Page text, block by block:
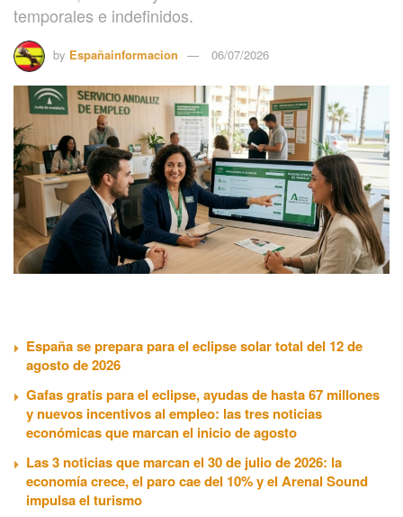
temporales e indefinidos.
by Españainformacion 06/07/2026
España se prepara para el eclipse solar total del 12 de
agosto de 2026
Gafas gratis para el eclipse, ayudas de hasta 67 millones
y nuevos incentivos al empleo: las tres noticias
económicas que marcan el inicio de agosto
Las 3 noticias que marcan el 30 de julio de 2026: la
economía crece, el paro cae del 10% y el Arenal Sound
impulsa el turismo